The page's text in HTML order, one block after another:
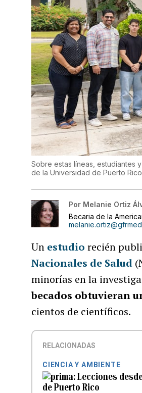
Sobre estas líneas, estudiantes
de la Universidad de Puerto
Por Melanie Ortiz
Becaria de la
Un estudio recién
Nacionales de Salud
minorías en la
becados obtuvieran
cientos de científicos.
RELACIONADAS
CIENCIA Y AMBIENTE
Lecciones
de Puerto Rico